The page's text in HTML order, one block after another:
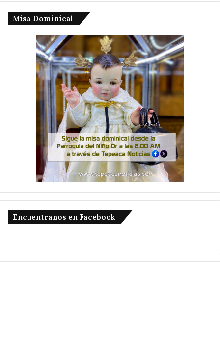
Misa Dominical
Encuentranos en Facebook